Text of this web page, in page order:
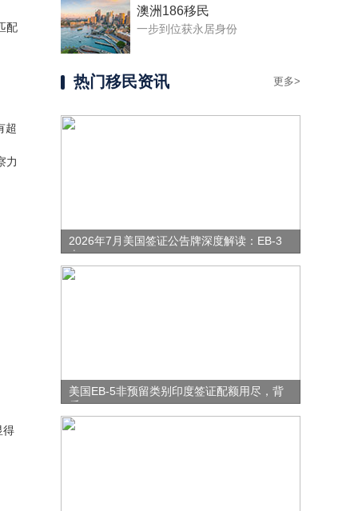
配
超
力
得
澳洲186移民
一步到位获永居身份
热门移民资讯 更多>
2026年7月美国签证公告牌深度解读：EB-3
表
美国EB-5非预留类别印度签证配额用尽，背
后